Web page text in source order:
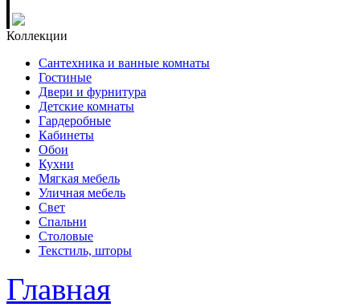
Коллекции
Сантехника и ванные комнаты
Гостиные
Двери и фурнитура
Детские комнаты
Гардеробные
Кабинеты
Обои
Кухни
Мягкая мебель
Уличная мебель
Свет
Спальни
Столовые
Текстиль, шторы
Главная